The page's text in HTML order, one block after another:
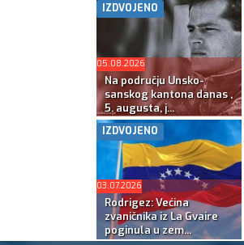
IZDVOJENO
05.08.2026
Na području Unsko-
sanskog kantona danas ,
5. augusta, j...
IZDVOJENO
03.07.2026
Rodrigez: Većina
zvaničnika iz La Gvaire
poginula u zem...